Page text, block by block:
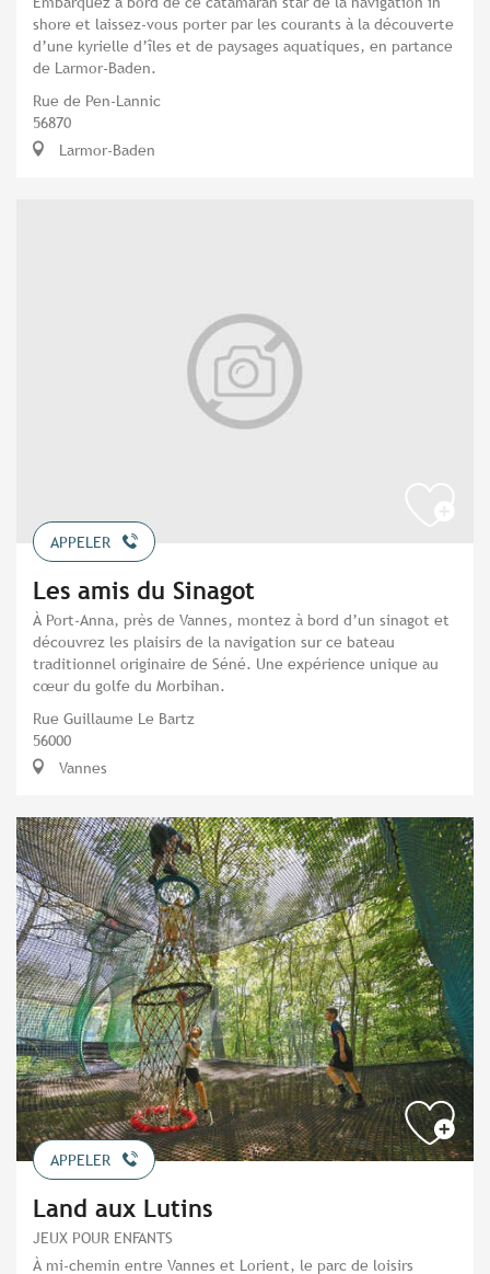
shore et laissez-vous porter par les courants à la découverte
d’une kyrielle d’îles et de paysages aquatiques, en partance
de Larmor-Baden.
Rue de Pen-Lannic
56870
Larmor-Baden
APPELER
Les amis du Sinagot
À Port-Anna, près de Vannes, montez à bord d’un sinagot et
découvrez les plaisirs de la navigation sur ce bateau
traditionnel originaire de Séné. Une expérience unique au
cœur du golfe du Morbihan.
Rue Guillaume Le Bartz
56000
Vannes
APPELER
Land aux Lutins
JEUX POUR ENFANTS
À mi-chemin entre Vannes et Lorient, le parc de loisirs